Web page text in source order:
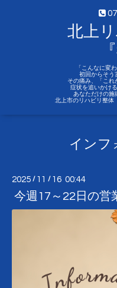
北上
「こんなに変
初回からそう
その痛み、「これ
症状を追いかけ
あなただけの施
北上市のリハビリ整体
インフ
2025 / 11 / 16 00:44
今週17～22日の営